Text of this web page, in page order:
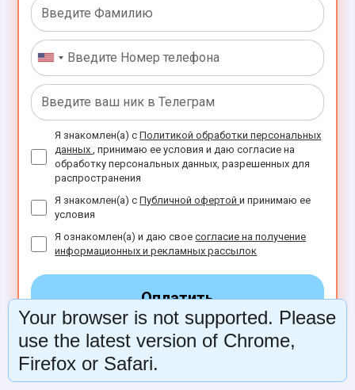
Я знакомлен(а) сПолитикой обработки персональных
данных , принимаю ее условия и даю согласие на
обработку персональных данных, разрешенных для
распространения
Я знакомлен(а) сПубличной офертойи принимаю ее
условия
Я ознакомлен(а) и даю своесогласие на получение
информационных и рекламных рассылок
Оплатить
Your browser is not supported. Please
use the latest version of Chrome,
Firefox or Safari.